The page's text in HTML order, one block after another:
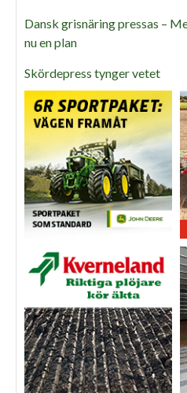
Dansk grisnäring pressas –
nu en plan
Skördepress tynger vetet